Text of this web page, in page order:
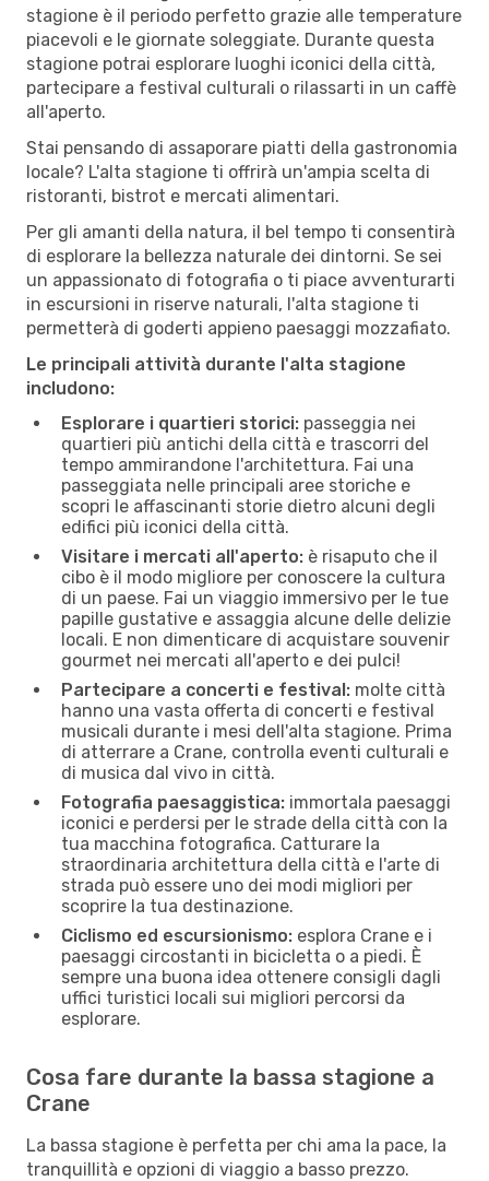
stagione è il periodo perfetto grazie alle temperature
piacevoli e le giornate soleggiate. Durante questa
stagione potrai esplorare luoghi iconici della città,
partecipare a festival culturali o rilassarti in un caffè
all'aperto.
Stai pensando di assaporare piatti della gastronomia
locale? L'alta stagione ti offrirà un'ampia scelta di
ristoranti, bistrot e mercati alimentari.
Per gli amanti della natura, il bel tempo ti consentirà
di esplorare la bellezza naturale dei dintorni. Se sei
un appassionato di fotografia o ti piace avventurarti
in escursioni in riserve naturali, l'alta stagione ti
permetterà di goderti appieno paesaggi mozzafiato.
Le principali attività durante l'alta stagione
includono:
Esplorare i quartieri storici: passeggia nei
quartieri più antichi della città e trascorri del
tempo ammirandone l'architettura. Fai una
passeggiata nelle principali aree storiche e
scopri le affascinanti storie dietro alcuni degli
edifici più iconici della città.
Visitare i mercati all'aperto: è risaputo che il
cibo è il modo migliore per conoscere la cultura
di un paese. Fai un viaggio immersivo per le tue
papille gustative e assaggia alcune delle delizie
locali. E non dimenticare di acquistare souvenir
gourmet nei mercati all'aperto e dei pulci!
Partecipare a concerti e festival: molte città
hanno una vasta offerta di concerti e festival
musicali durante i mesi dell'alta stagione. Prima
di atterrare a Crane, controlla eventi culturali e
di musica dal vivo in città.
Fotografia paesaggistica: immortala paesaggi
iconici e perdersi per le strade della città con la
tua macchina fotografica. Catturare la
straordinaria architettura della città e l'arte di
strada può essere uno dei modi migliori per
scoprire la tua destinazione.
Ciclismo ed escursionismo: esplora Crane e i
paesaggi circostanti in bicicletta o a piedi. È
sempre una buona idea ottenere consigli dagli
uffici turistici locali sui migliori percorsi da
esplorare.
Cosa fare durante la bassa stagione a
Crane
La bassa stagione è perfetta per chi ama la pace, la
tranquillità e opzioni di viaggio a basso prezzo.